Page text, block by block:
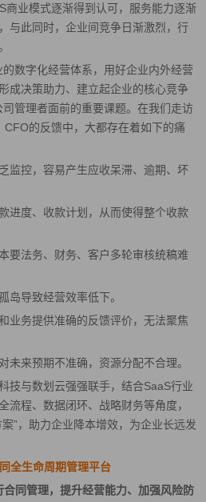
商业模式逐渐得到认可，服务能力逐渐
与此同时，企业间竞争日渐激烈，行
数字化经营体系，用好企业内外经营
成决策助力、建立起企业的核心竞争
管理者面前的重要课题。‍在我们走访
CFO的反馈中，大都存在着如下的痛
监控，容易产生应收呆滞、逾期、坏
进度、收款计划，从而使得整个收款
要法务、财务、客户多轮审核统稿难
岛导致经营效率低下。
业务提供准确的反馈评价，无法聚焦
未来预期不准确，资源分配不合理。
技与数划云强强联手，结合SaaS行业
流程、数据闭环、战略财务等角度，
”，助力企业降本增效，为企业长远发
全生命周期管理平台
同管理，提升经营能力、加强风险防